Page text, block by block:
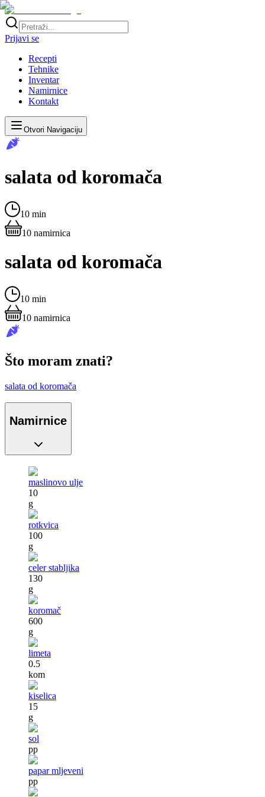
Prijavi se
Recepti
Tehnike
Inventar
Namirnice
Kontakt
Otvori Navigaciju
salata od koromača
10 min
10 namirnica
salata od koromača
10 min
10 namirnica
Što moram znati?
salata od koromača
Namirnice
maslinovo ulje
10
g
rotkvica
100
g
celer stabljika
130
g
koromač
600
g
limeta
0.5
kom
kiselica
15
g
sol
pp
papar mljeveni
pp